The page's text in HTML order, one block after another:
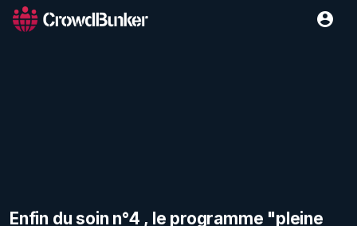
Enfin du soin n°4 , le programme "pleine